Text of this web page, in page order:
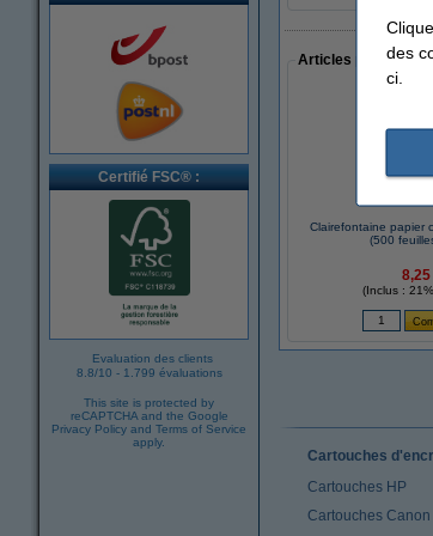
Certifié FSC® :
Evaluation des clients
8.8/10 - 1.799 évaluations
This site is protected by
reCAPTCHA and the Google
Privacy Policy and Terms of Service
apply.
Articles populaires
Clairefontaine papier
(500
8,25
(Inclus :
Cartouches
Cartouches HP
Cartouches Canon
des
ci.